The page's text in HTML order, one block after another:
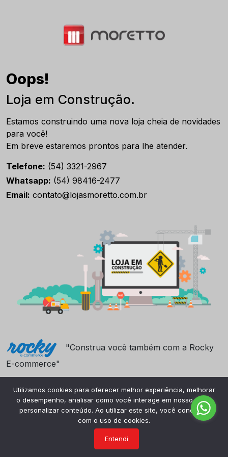
Oops!
Loja em Construção.
Estamos construindo uma nova loja cheia de novidades
para você!
Em breve estaremos prontos para lhe atender.
Telefone: (54) 3321-2967
Whatsapp: (54) 98416-2477
Email: contato@lojasmoretto.com.br
"Construa você também com a Rocky
E-commerce"
Utilizamos cookies para oferecer melhor experiência, melhorar
o desempenho, analisar como você interage em nosso site e
personalizar conteúdo. Ao utilizar este site, você concorda
com o uso de cookies.
Entendi